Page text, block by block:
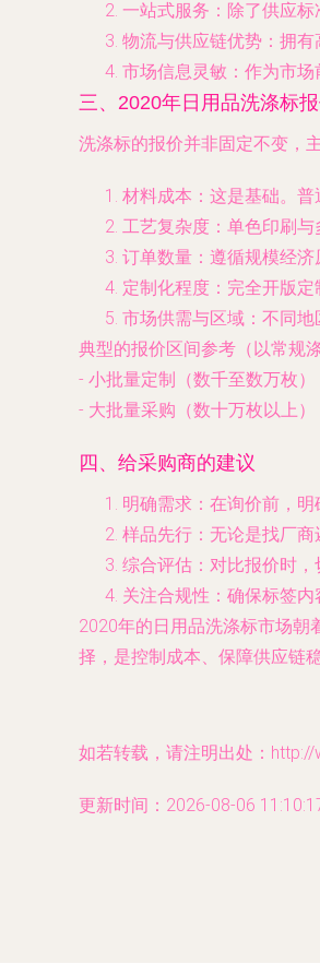
一站式服务 ：除了供应
物流与供应链优势 ：拥
市场信息灵敏 ：作为市
三、2020年日用品洗涤标
洗涤标的报价并非固定不变，
材料成本 ：这是基础。
工艺复杂度 ：单色印刷
订单数量 ：遵循规模经
定制化程度 ：完全开版
市场供需与区域 ：不同
典型的报价区间参考（以常规
- 小批量定制（数千至数万枚）
- 大批量采购（数十万枚以上）
四、给采购商的建议
明确需求 ：在询价前，
样品先行 ：无论是找厂
综合评估 ：对比报价时
关注合规性 ：确保标签
2020年的日用品洗涤标市场朝
择，是控制成本、保障供应链
如若转载，请注明出处：
更新时间：2026-08-06